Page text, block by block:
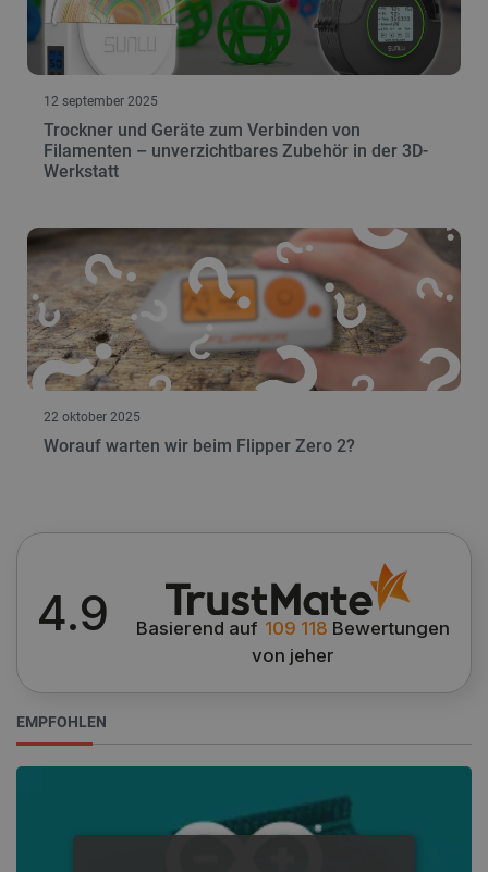
4.9 Basierend auf 109 118 Bewertungen
von jeher
EMPFOHLEN
12 september 2025
Trockner und Geräte zum Verbinden von
Filamenten – unverzichtbares Zubehör in der 3D-
Werkstatt
22 oktober 2025
Worauf warten wir beim Flipper Zero 2?